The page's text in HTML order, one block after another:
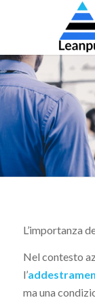
L’importanza
Nel contesto
l’
ma una